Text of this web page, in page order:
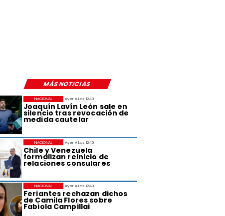
MÁS NOTICIAS
Ayer A Las 12:40
Joaquín Lavín León sale en
silencio tras revocación de
medida cautelar
NACIONAL
Ayer A Las 12:40
Chile y Venezuela
formalizan reinicio de
relaciones consulares
NACIONAL
Ayer A Las 12:40
Feriantes rechazan dichos
de Camila Flores sobre
Fabiola Campillai
NACIONAL